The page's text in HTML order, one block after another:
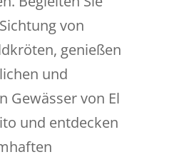
von
genießen
und
Gewässer von El
und entdecken